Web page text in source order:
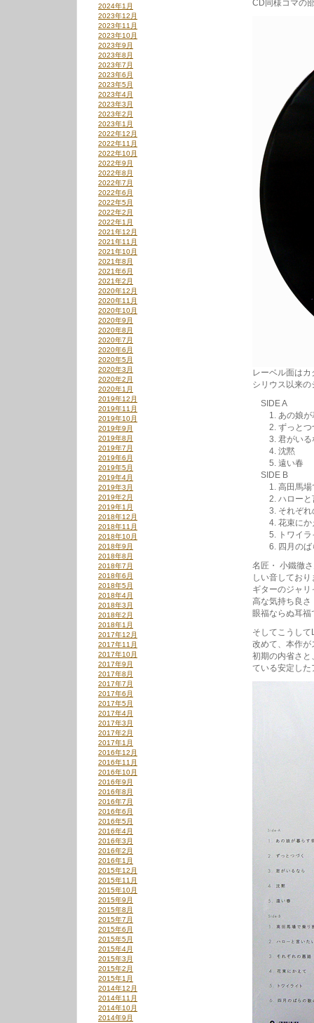
CD同様コマの
レーベル面は
シリウス以来
SIDE A
1. あの娘が
2. ずっとつ
3. 君がいる
4. 沈黙
5. 遠い春
SIDE B
1. 高田馬場
2. ハローと
3. それぞれ
4. 花束にか
5. トワイラ
6. 四月のば
名匠・ 小鐵徹
しい音しており
ギターのジャ
高な気持ち良さ
眼福ならぬ耳
そしてこうし
改めて、本作が
初期の内省さと
ている安定した
2024年1月
2023年12月
2023年11月
2023年10月
2023年9月
2023年8月
2023年7月
2023年6月
2023年5月
2023年4月
2023年3月
2023年2月
2023年1月
2022年12月
2022年11月
2022年10月
2022年9月
2022年8月
2022年7月
2022年6月
2022年5月
2022年2月
2022年1月
2021年12月
2021年11月
2021年10月
2021年8月
2021年6月
2021年2月
2020年12月
2020年11月
2020年10月
2020年9月
2020年8月
2020年7月
2020年6月
2020年5月
2020年3月
2020年2月
2020年1月
2019年12月
2019年11月
2019年10月
2019年9月
2019年8月
2019年7月
2019年6月
2019年5月
2019年4月
2019年3月
2019年2月
2019年1月
2018年12月
2018年11月
2018年10月
2018年9月
2018年8月
2018年7月
2018年6月
2018年5月
2018年4月
2018年3月
2018年2月
2018年1月
2017年12月
2017年11月
2017年10月
2017年9月
2017年8月
2017年7月
2017年6月
2017年5月
2017年4月
2017年3月
2017年2月
2017年1月
2016年12月
2016年11月
2016年10月
2016年9月
2016年8月
2016年7月
2016年6月
2016年5月
2016年4月
2016年3月
2016年2月
2016年1月
2015年12月
2015年11月
2015年10月
2015年9月
2015年8月
2015年7月
2015年6月
2015年5月
2015年4月
2015年3月
2015年2月
2015年1月
2014年12月
2014年11月
2014年10月
2014年9月